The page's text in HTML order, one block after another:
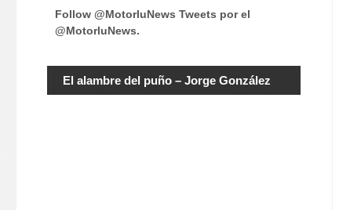
Follow @MotorluNews Tweets por el
@MotorluNews.
El alambre del puño – Jorge González